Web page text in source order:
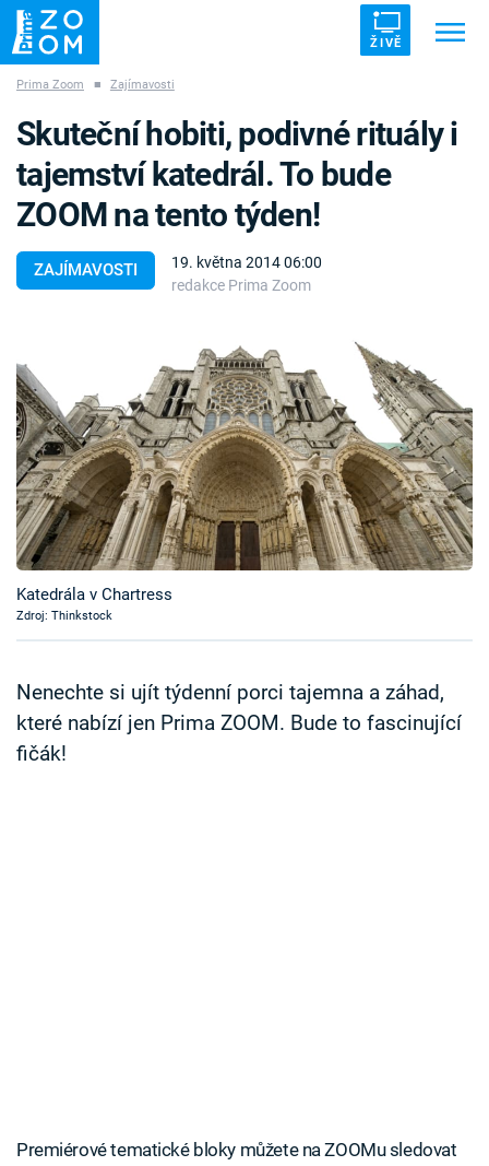
ŽIVĚ
ZÁHADY VETŘELCI DÁVNOVĚKU
Témata
Pořady
TV Program
Časopis
Sledujte prima+
Sledujte nás
Prima Zoom ■ Zajímavosti
ZAJÍMAVOSTI
19. května 2014 06:00
redakce Prima Zoom
Skuteční hobiti, podivné rituály i
tajemství katedrál. To bude
ZOOM na tento týden!
Katedrála v Chartress
Zdroj: Thinkstock
Nenechte si ujít týdenní porci tajemna a záhad,
které nabízí jen Prima ZOOM. Bude to fascinující
fičák!
Premiérové tematické bloky můžete na ZOOMu sledovat